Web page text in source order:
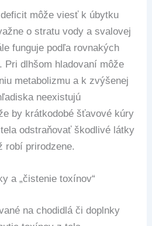
môže viesť k úbytku
o stratu vody a svalovej
funguje podľa rovnakých
Pri dlhšom hladovaní môže
metabolizmu a k zvýšenej
neexistujú
by krátkodobé šťavové kúry
odstraňovať škodlivé látky
robí prirodzene.
a „čistenie toxínov“
na chodidlá či doplnky